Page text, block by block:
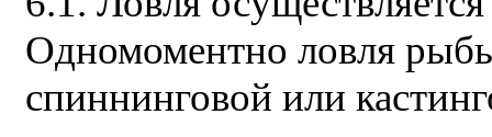
Одномоментно ловля
спиннинговой или